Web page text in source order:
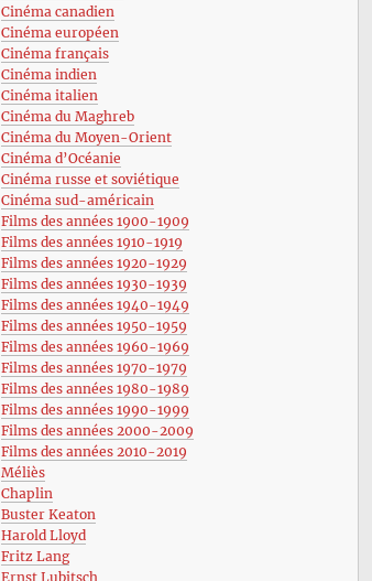
Cinéma canadien
Cinéma européen
Cinéma français
Cinéma indien
Cinéma italien
Cinéma du Maghreb
Cinéma du Moyen-Orient
Cinéma d’Océanie
Cinéma russe et soviétique
Cinéma sud-américain
Films des années 1900-1909
Films des années 1910-1919
Films des années 1920-1929
Films des années 1930-1939
Films des années 1940-1949
Films des années 1950-1959
Films des années 1960-1969
Films des années 1970-1979
Films des années 1980-1989
Films des années 1990-1999
Films des années 2000-2009
Films des années 2010-2019
Méliès
Chaplin
Buster Keaton
Harold Lloyd
Fritz Lang
Ernst Lubitsch